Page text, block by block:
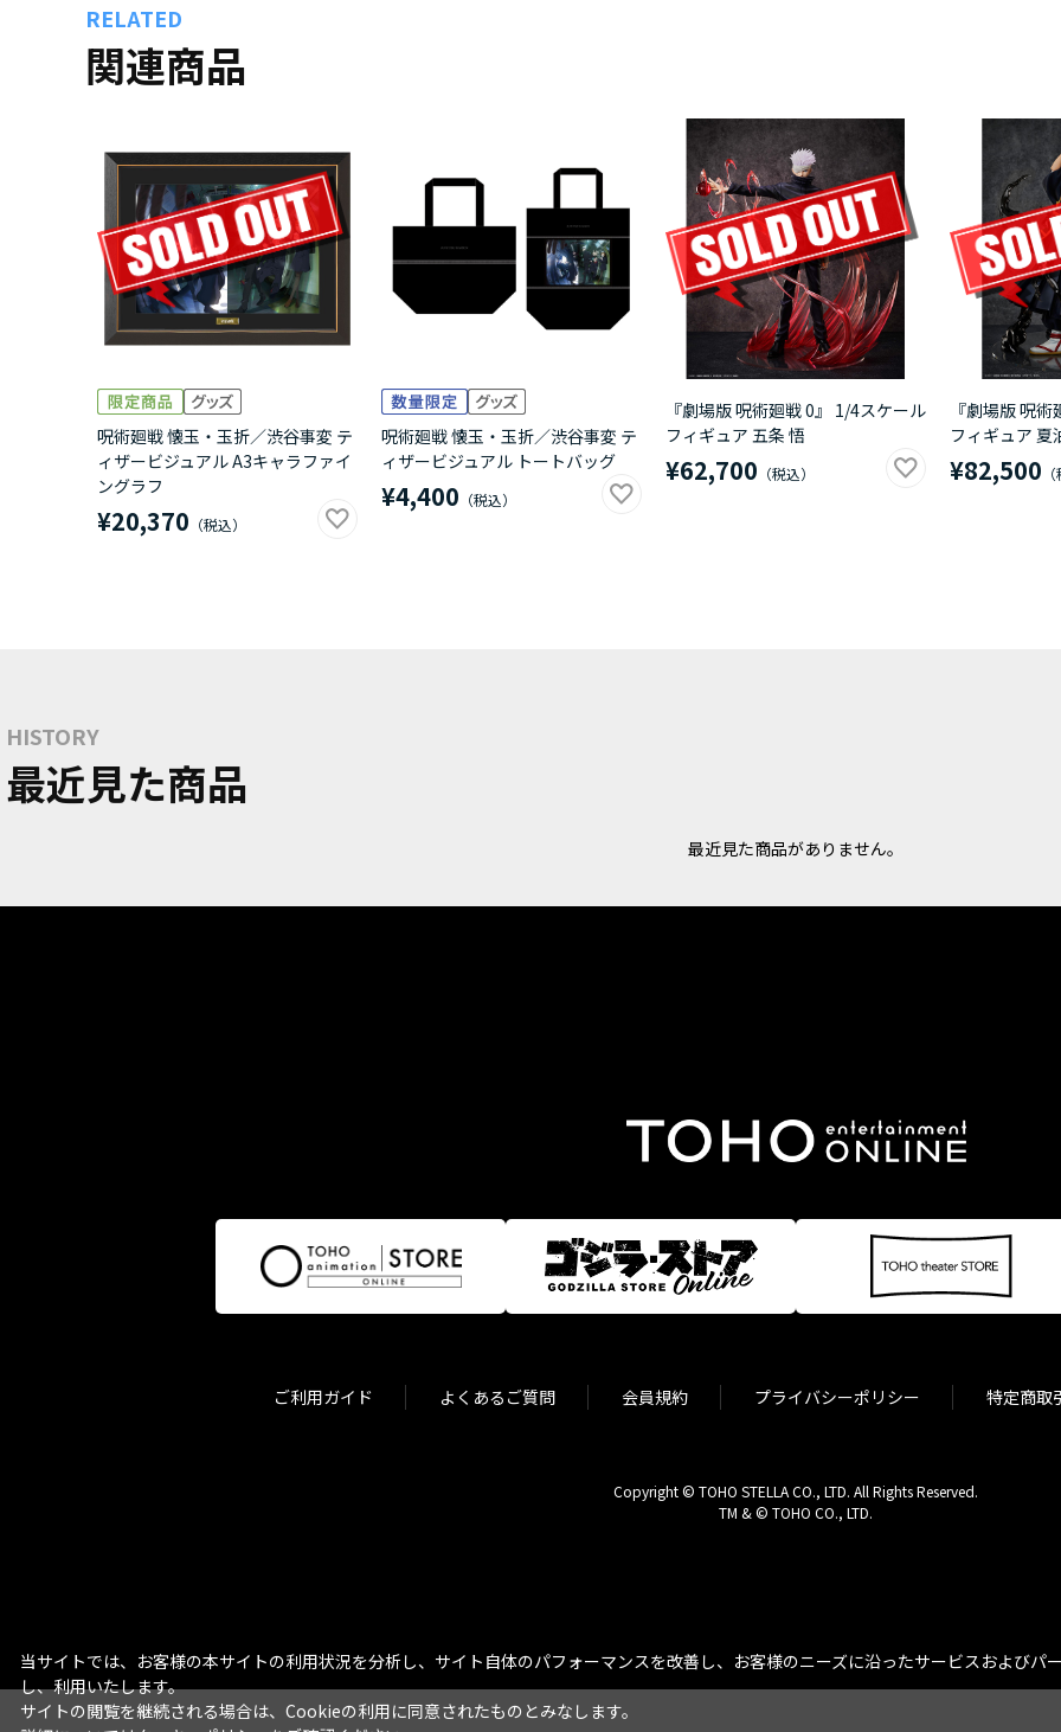
RELATED
関連商品
呪術廻戦 懐玉・玉折／渋谷事変 テ
ィザービジュアル A3キャラファイ
ングラフ
¥20,370
呪術廻戦 懐玉・玉折／渋谷事変 テ
ィザービジュアル トートバッグ
¥4,400
『劇場版 呪術廻戦 0』 1/4スケール
フィギュア 五条 悟
¥62,700
『劇場版 呪
フィギュア 夏
¥82,500
HISTORY
最近見た商品
最近見た商品がありません。
ご利用ガイド よくあるご質問 会員規約 プライバシーポリシー 特定商取
Copyright © TOHO STELLA CO., LTD. All Rights Reserved.
TM & © TOHO CO., LTD.
当サイトでは、お客様の本サイトの利用状況を分析し、サイト自体のパフォーマンスを改善し、お客様のニーズに沿ったサービスおよび
し、利用いたします。
サイトの閲覧を継続される場合は、Cookieの利用に同意されたものとみなします。